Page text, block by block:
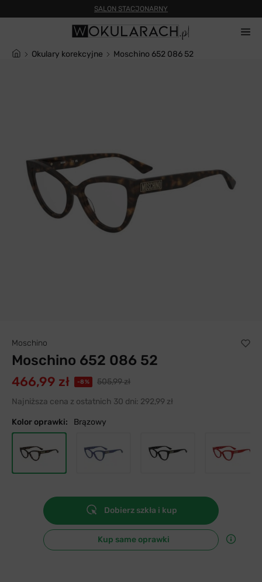
SALON STACJONARNY
Okulary korekcyjne Moschino 652 086 52
Moschino
Moschino 652 086 52
466,99 zł -8%
505,99 zł
Najniższa cena z ostatnich 30 dni: 292,99 zł
Kolor oprawki: Brązowy
Dobierz szkła i kup
Kup same oprawki